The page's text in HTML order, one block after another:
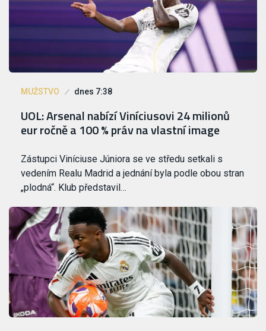
MUŽSTVO dnes 7:38
UOL: Arsenal nabízí Viníciusovi 24 milionů
eur ročně a 100 % práv na vlastní image
Zástupci Viníciuse Júniora se ve středu setkali s
vedením Realu Madrid a jednání byla podle obou stran
„plodná“. Klub představil…